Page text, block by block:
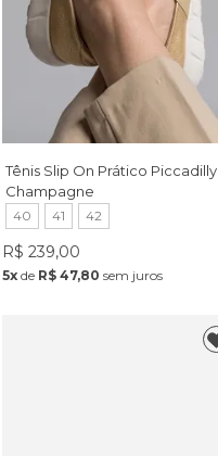
Tênis Slip On Prático Piccadilly
Champagne
40 41 42
R$ 239,00
5xde R$ 47,80 sem juros